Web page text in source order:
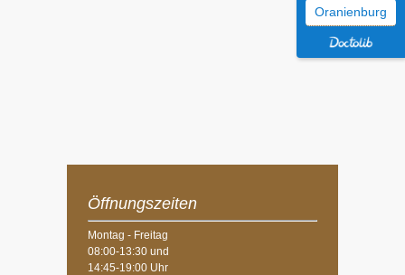
Öffnungszeiten
Montag - Freitag
08:00-13:30 und
14:45-19:00 Uhr
Oranienburg